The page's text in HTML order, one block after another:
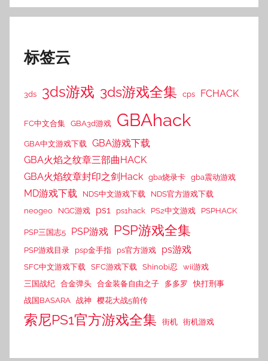
标签云
3ds 3ds游戏 3ds游戏全集 cps FCHACK
FC中文合集 GBA3d游戏 GBAhack
GBA中文游戏下载
GBA游戏下载
GBA火焰之纹章三部曲HACK
GBA火焰纹章封印之剑Hack gba烧录卡 gba震动游戏
MD游戏下载 NDS中文游戏下载
NDS官方游戏下载
neogeo
NGC游戏 ps1 ps1hack PS2中文游戏 PSPHACK
PSP三国志5 PSP游戏 PSP游戏全集
PSP游戏目录 psp金手指 ps官方游戏 ps游戏
SFC中文游戏下载 SFC游戏下载 Shinobi忍
wii游戏
三国战纪 合金弹头 合金装备自由之子 多多罗
快打刑事
战国BASARA 战神 樱花大战5前传
索尼PS1官方游戏全集 街机 街机游戏